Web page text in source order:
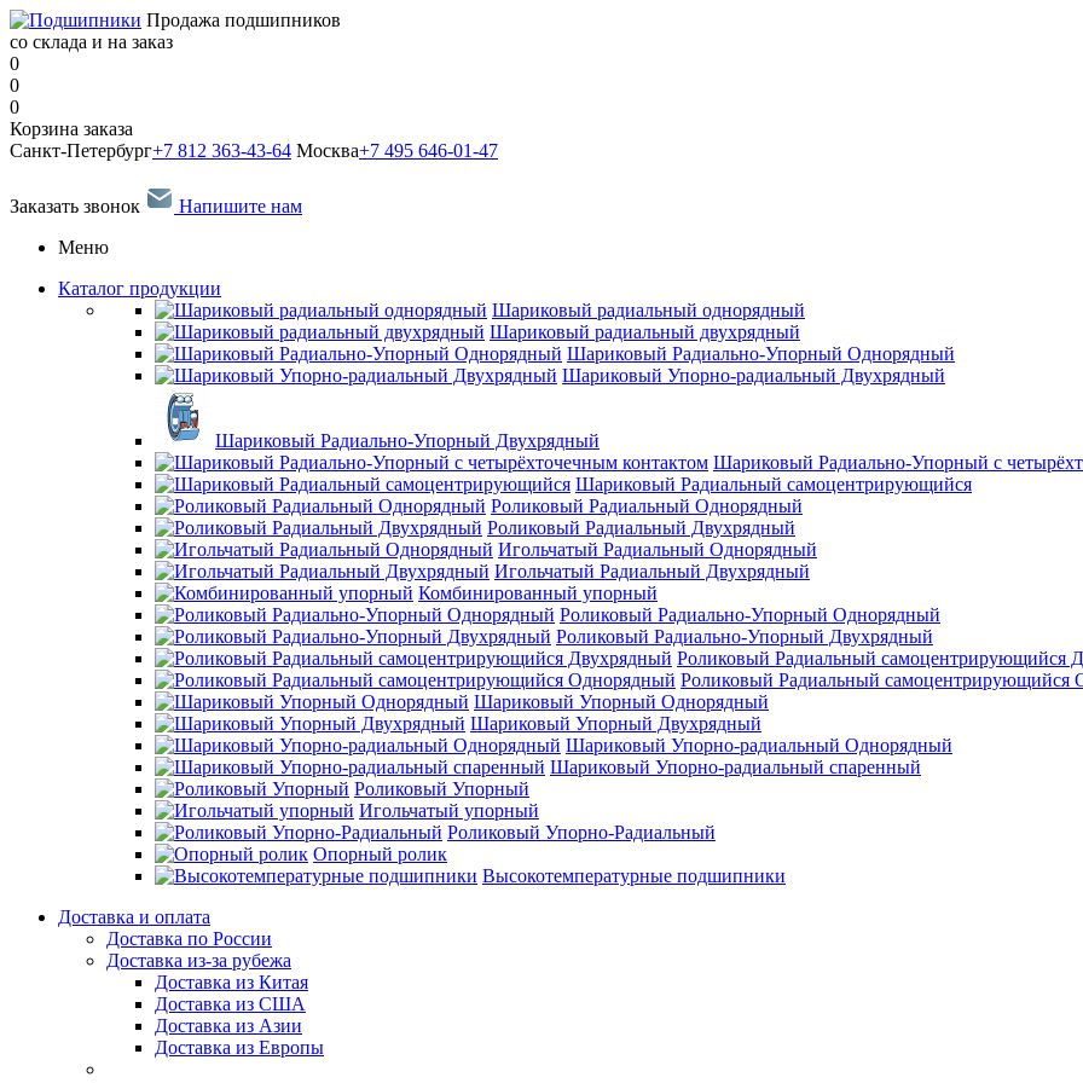
Продажа подшипников
со склада и на заказ
0
0
0
Корзина заказа
Санкт-Петербург+7 812 363-43-64 Москва+7 495 646-01-47
Заказать звонок
Напишите нам
Меню
Каталог продукции
Шариковый радиальный однорядный
Шариковый радиальный двухрядный
Шариковый Радиально-Упорный Однорядный
Шариковый Упорно-радиальный Двухрядный
Шариковый Радиально-Упорный Двухрядный
Шариковый Радиально-Упорный с
Шариковый Радиальный самоцентрирующийся
Роликовый Радиальный Однорядный
Роликовый Радиальный Двухрядный
Игольчатый Радиальный Однорядный
Игольчатый Радиальный Двухрядный
Комбинированный упорный
Роликовый Радиально-Упорный Однорядный
Роликовый Радиально-Упорный Двухрядный
Роликовый Радиальный самоцентрирующийся
Роликовый Радиальный самоцентрирующийся
Шариковый Упорный Однорядный
Шариковый Упорный Двухрядный
Шариковый Упорно-радиальный Однорядный
Шариковый Упорно-радиальный спаренный
Роликовый Упорный
Игольчатый упорный
Роликовый Упорно-Радиальный
Опорный ролик
Высокотемпературные подшипники
Доставка и оплата
Доставка по России
Доставка из-за рубежа
Доставка из Китая
Доставка из США
Доставка из Азии
Доставка из Европы